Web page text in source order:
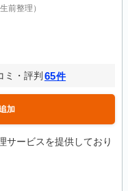
前整理）
ミ・評判 65件
加
サービスを提供しており